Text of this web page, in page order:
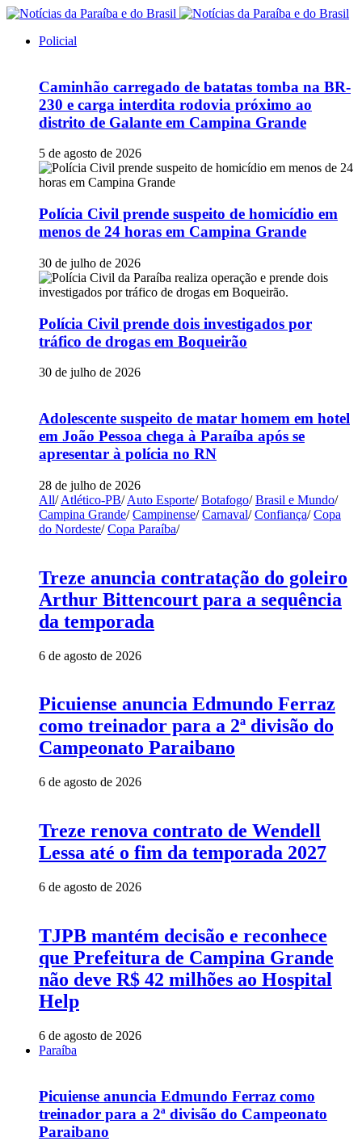
Policial
Caminhão carregado de batatas tomba na BR-
230 e carga interdita rodovia próximo ao
distrito de Galante em Campina Grande
5 de agosto de 2026
Polícia Civil prende suspeito de homicídio em
menos de 24 horas em Campina Grande
30 de julho de 2026
Polícia Civil prende dois investigados por
tráfico de drogas em Boqueirão
30 de julho de 2026
Adolescente suspeito de matar homem em hotel
em João Pessoa chega à Paraíba após se
apresentar à polícia no RN
28 de julho de 2026
All/ Atlético-PB/ Auto Esporte/ Botafogo/ Brasil e Mundo/
Campina Grande/ Campinense/ Carnaval/ Confiança/ Copa
do Nordeste/ Copa Paraíba/
Treze anuncia contratação do goleiro
Arthur Bittencourt para a sequência
da temporada
6 de agosto de 2026
Picuiense anuncia Edmundo Ferraz
como treinador para a 2ª divisão do
Campeonato Paraibano
6 de agosto de 2026
Treze renova contrato de Wendell
Lessa até o fim da temporada 2027
6 de agosto de 2026
TJPB mantém decisão e reconhece
que Prefeitura de Campina Grande
não deve R$ 42 milhões ao Hospital
Help
6 de agosto de 2026
Paraíba
Picuiense anuncia Edmundo Ferraz como
treinador para a 2ª divisão do Campeonato
Paraibano